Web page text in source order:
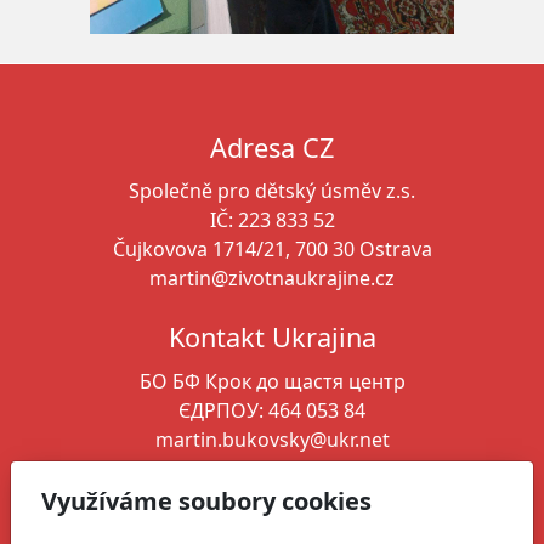
Adresa CZ
Společně pro dětský úsměv z.s.
IČ: 223 833 52
Čujkovova 1714/21, 700 30 Ostrava
martin@zivotnaukrajine.cz
Kontakt Ukrajina
БО БФ Крок до щастя центр
ЄДРПОУ: 464 053 84
martin.bukovsky@ukr.net
+380 664 346 261
Ředitel spolku
Využíváme soubory cookies